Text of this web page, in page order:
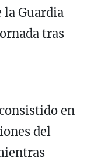
la Guardia
tras
en
del